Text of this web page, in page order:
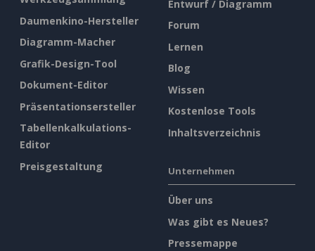
Daumenkino-Hersteller
Diagramm-Macher
Grafik-Design-Tool
Dokument-Editor
Präsentationsersteller
Tabellenkalkulations-
Editor
Preisgestaltung
Entwurf / Diagramm
Forum
Lernen
Blog
Wissen
Kostenlose Tools
Inhaltsverzeichnis
Unternehmen
Über uns
Was gibt es Neues?
Pressemappe